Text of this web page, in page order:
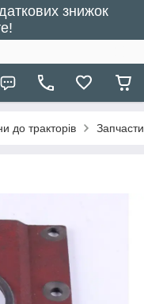
знижок
до тракторів